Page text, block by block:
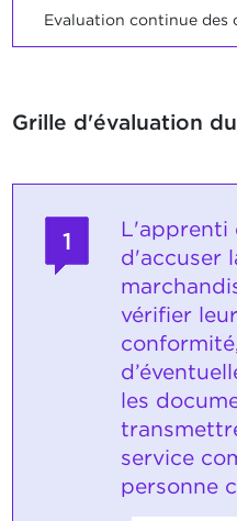
Evaluation continue des
Grille d'évaluation
1
L'apprenti
d'accuser
vérifier
les
service
personne